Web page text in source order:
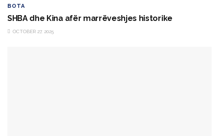
BOTA
SHBA dhe Kina afër marrëveshjes historike
OCTOBER 27, 2025